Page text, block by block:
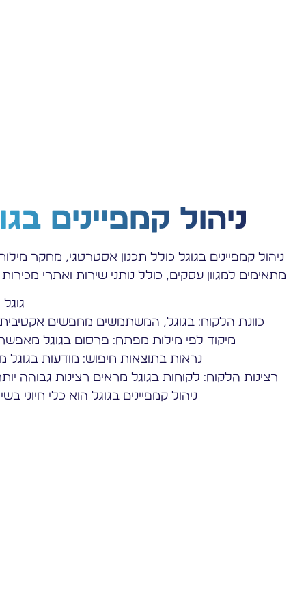
ניהול קמפיינים
ניהול קמפיינים בגוגל כולל תכנון אסטרטגי, מחקר
מתאימים למגוון עסקים, כולל נותני שירות ואתרי
כוונת הלקוח: בגוגל, המשתמשים מחפשים אקטיבית
מיקוד לפי מילות מפתח: פרסום בגוגל מאפשר
נראות בתוצאות חיפוש: מודעות
רצינות הלקוח: לקוחות בגוגל מראים רצינות גבוהה
ניהול קמפיינים בגוגל הוא כלי חיוני